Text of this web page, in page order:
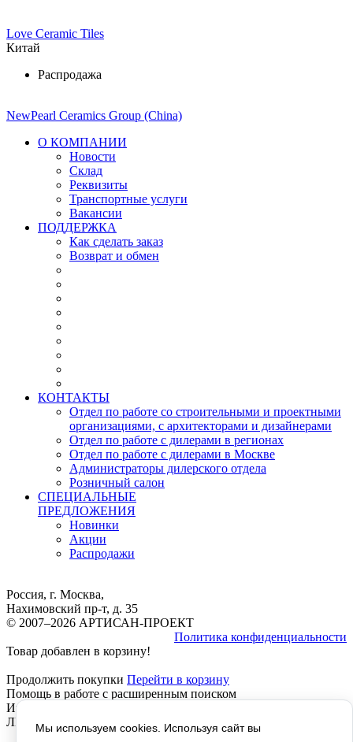
Love Ceramic Tiles
Китай
Распродажа
NewPearl Ceramics Group (China)
О КОМПАНИИ
Новости
Склад
Реквизиты
Транспортные услуги
Вакансии
ПОДДЕРЖКА
Как сделать заказ
Возврат и обмен
КОНТАКТЫ
Отдел по работе со строительными и проектными
организациями, с архитекторами и дизайнерами
Отдел по работе с дилерами в регионах
Отдел по работе с дилерами в Москве
Администраторы дилерского отдела
Розничный салон
СПЕЦИАЛЬНЫЕ
ПРЕДЛОЖЕНИЯ
Новинки
Акции
Распродажи
Россия, г. Москва,
Нахимовский пр-т, д. 35
© 2007–2026 АРТИСАН-ПРОЕКТ
Политика конфиденциальности
Товар добавлен в корзину!
Продолжить покупки Перейти в корзину
Помощь в работе с расширенным поиском
Инструкция расширенный Поиск, работает везде, КРОМЕ
ЛИЧНОГО КАБИНЕТА, там не отображается текст!
Мы используем cookies. Используя сайт вы